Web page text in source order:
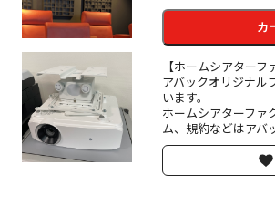
カ
【ホームシアター
アバックオリジナル
います。
ホームシアターファ
ム、規約などはアバ